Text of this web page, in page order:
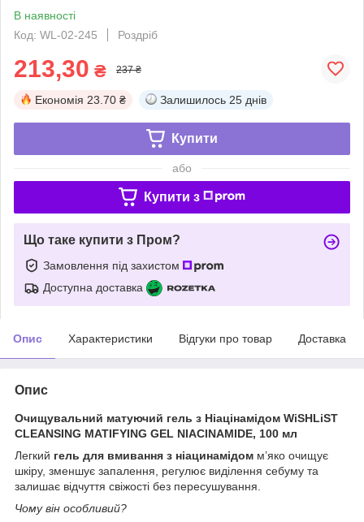
В наявності
Код: WL-02-245
Роздріб
213,30 ₴ 237 ₴
Економія 23.70 ₴ Залишилось 25 днів
Купити
або
Купити з
Що таке купити з Пром?
Замовлення під захистом
Доступна доставка
Опис Характеристики Відгуки про товар Доставка
Опис
Очищувальний матуючий гель з Ніацінамідом WiSHLiST
CLEANSING MATIFYING GEL NIACINAMIDE, 100 мл
Легкий гель для вмивання з ніацинамідом м’яко очищує
шкіру, зменшує запалення, регулює виділення себуму та
залишає відчуття свіжості без пересушування.
Чому він особливий?